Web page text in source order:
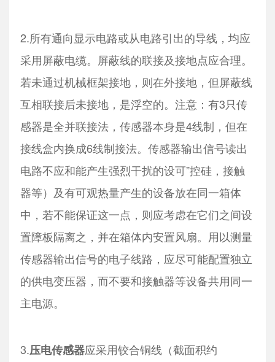
2.所有通向显示电路或从电路引出的导线，均应
采用屏蔽电缆。屏蔽线的联接及接地点应合理。
若未通过机械框架接地，则在外接地，但屏蔽线
互相联接后未接地，是浮空的。注意：有3只传
感器是全并联接法，传感器本身是4线制，但在
接线盒内换成6线制接法。传感器输出信号读出
电路不应和能产生强烈干扰的设可”控硅，接触
器等）及有可观热量产生的设备放在同一箱体
中，若不能保证这一点，则应考虑在它们之间设
置障板隔离之，并在箱体内安置风扇。用以测量
传感器输出信号的电子线路，应尽可能配置独立
的供电变压器，而不要和接触器等设备共用同一
主电源。
3.压电传感器应采用铰合铜线（截面积约